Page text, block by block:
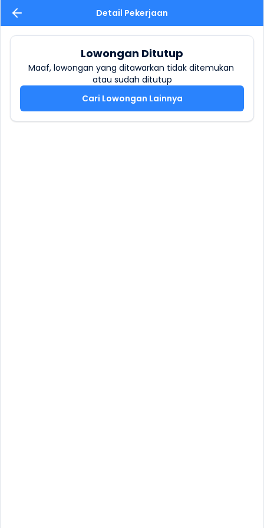
Detail Pekerjaan
Lowongan Ditutup
Maaf, lowongan yang ditawarkan tidak ditemukan
atau sudah ditutup
Cari Lowongan Lainnya